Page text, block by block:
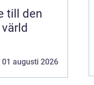
till den
01 augusti 2026